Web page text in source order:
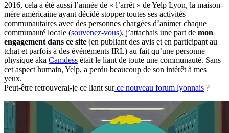
2016, cela a été aussi l’année de « l’arrêt » de Yelp Lyon, la maison-
mère américaine ayant décidé stopper toutes ses activités
communautaires avec des personnes chargées d’animer chaque
communauté locale (souvenez-vous), j’attachais une part de mon
engagement dans ce site (en publiant des avis et en participant au
tchat et parfois à des événements IRL) au fait qu’une personne
physique aka Camdess était le liant de toute une communauté. Sans
cet aspect humain, Yelp, a perdu beaucoup de son intérêt à mes
yeux.
Peut-être retrouverai-je ce liant surce nouveau forum lyonnais ?